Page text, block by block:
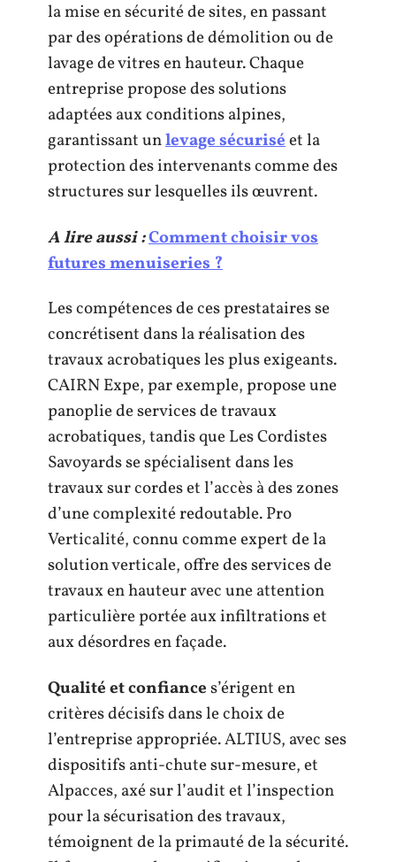
la mise en sécurité de sites, en passant
par des opérations de démolition ou de
lavage de vitres en hauteur. Chaque
entreprise propose des solutions
adaptées aux conditions alpines,
garantissant unlevage sécuriséet la
protection des intervenants comme des
structures sur lesquelles ils œuvrent.
A lire aussi :Comment choisir vos
futures menuiseries ?
Les compétences de ces prestataires se
concrétisent dans la réalisation des
travaux acrobatiques les plus exigeants.
CAIRN Expe, par exemple, propose une
panoplie de services de travaux
acrobatiques, tandis que Les Cordistes
Savoyards se spécialisent dans les
travaux sur cordes et l’accès à des zones
d’une complexité redoutable. Pro
Verticalité, connu comme expert de la
solution verticale, offre des services de
travaux en hauteur avec une attention
particulière portée aux infiltrations et
aux désordres en façade.
Qualité et confiances’érigent en
critères décisifs dans le choix de
l’entreprise appropriée. ALTIUS, avec ses
dispositifs anti-chute sur-mesure, et
Alpacces, axé sur l’audit et l’inspection
pour la sécurisation des travaux,
témoignent de la primauté de la sécurité.